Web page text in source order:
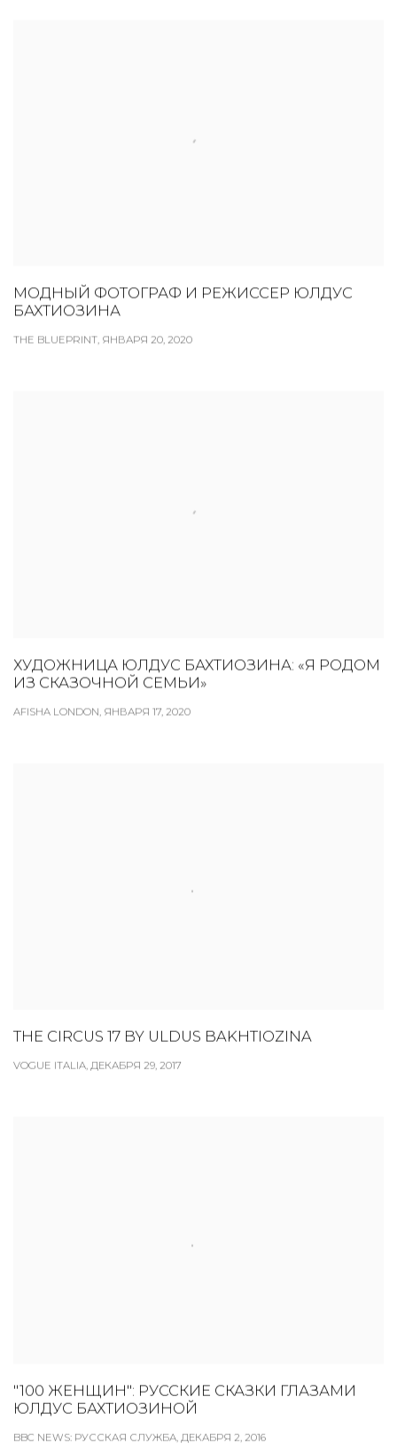
МОДНЫЙ ФОТОГРАФ И РЕЖИССЕР ЮЛДУС
БАХТИОЗИНА
THE BLUEPRINT, ЯНВАРЯ 20, 2020
ХУДОЖНИЦА ЮЛДУС БАХТИОЗИНА: «Я РОДОМ
ИЗ СКАЗОЧНОЙ СЕМЬИ»
AFISHA LONDON, ЯНВАРЯ 17, 2020
THE CIRCUS 17 BY ULDUS BAKHTIOZINA
VOGUE ITALIA, ДЕКАБРЯ 29, 2017
"100 ЖЕНЩИН": РУССКИЕ СКАЗКИ ГЛАЗАМИ
ЮЛДУС БАХТИОЗИНОЙ
BBC NEWS: РУССКАЯ СЛУЖБА, ДЕКАБРЯ 2, 2016